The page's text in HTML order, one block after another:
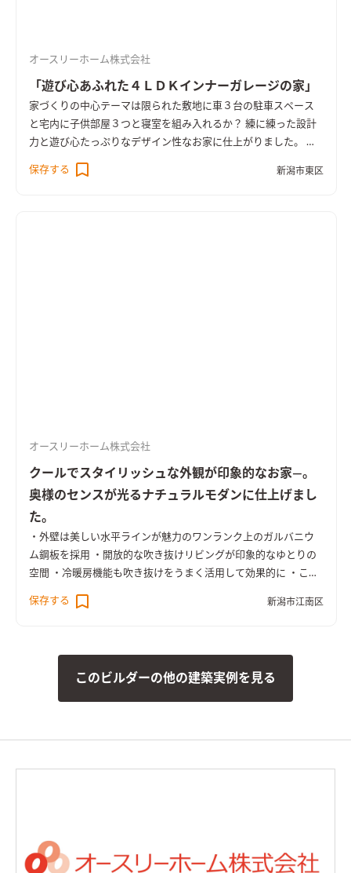
オースリーホーム株式会社
「遊び心あふれた４ＬＤＫインナーガレージの家」
家づくりの中心テーマは限られた敷地に車３台の駐車スペース
と宅内に子供部屋３つと寝室を組み入れるか？ 練に練った設計
力と遊び心たっぷりなデザイン性なお家に仕上がりました。 十
分な採光を確保するためにＬＤＫは2階に設置。天井高を上げ勾
配天井とし圧倒的な解放感を確保し、居心地の良い木の香りた
保存する 新潟市東区
オースリーホーム株式会社
クールでスタイリッシュな外観が印象的なお家―。
奥様のセンスが光るナチュラルモダンに仕上げまし
た。
・外壁は美しい水平ラインが魅力のワンランク上のガルバニウ
ム鋼板を採用 ・開放的な吹き抜けリビングが印象的なゆとりの
空間 ・冷暖房機能も吹き抜けをうまく活用して効果的に ・こだ
つながりを重視したプランニング ・色数を限定した統一感ある
保存する 新潟市江南区
このビルダーの他の建築実例を見る